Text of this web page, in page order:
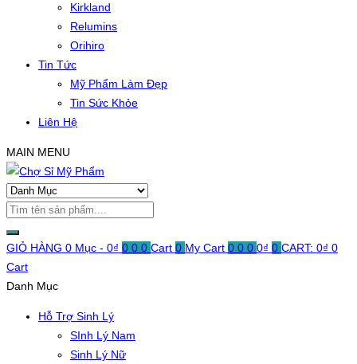
Kirkland
Relumins
Orihiro
Tin Tức
Mỹ Phẩm Làm Đẹp
Tin Sức Khỏe
Liên Hệ
MAIN MENU
GIỎ HÀNG 0 Mục - 0₫ 0 0 0 Cart 0 My Cart 0 0 0 0₫ 0 CART: 0₫ 0
Cart
Danh Mục
Hỗ Trợ Sinh Lý
SInh Lý Nam
Sinh Lý Nữ